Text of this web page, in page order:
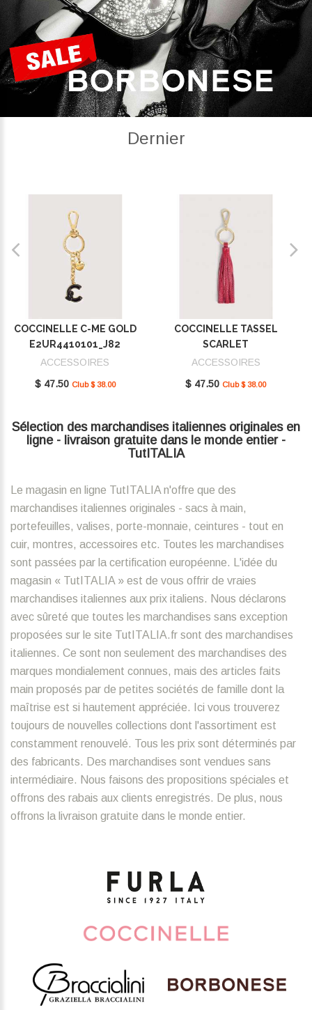
Dernier
COCCINELLE C-ME GOLD
E2UR4410101_J82
ACCESSOIRES
$ 47.50 Club $ 38.00
COCCINELLE TASSEL
SCARLET
E2MU0410101_R02
ACCESSOIRES
$ 47.50 Club $ 38.00
Sélection des marchandises italiennes originales en
ligne - livraison gratuite dans le monde entier -
TutITALIA
Le magasin en ligne TutITALIA n'offre que des
marchandises italiennes originales - sacs à main,
portefeuilles, valises, porte-monnaie, ceintures - tout en
cuir, montres, accessoires etc. Toutes les marchandises
sont passées par la certification européenne. L'idée du
magasin « TutITALIA » est de vous offrir de vraies
marchandises italiennes aux prix italiens. Nous déclarons
avec sûreté que toutes les marchandises sans exception
proposées sur le site TutITALIA.fr sont des marchandises
italiennes. Ce sont non seulement des marchandises des
marques mondialement connues, mais des articles faits
main proposés par de petites sociétés de famille dont la
maîtrise est si hautement appréciée. Ici vous trouverez
toujours de nouvelles collections dont l'assortiment est
constamment renouvelé. Tous les prix sont déterminés par
des fabricants. Des marchandises sont vendues sans
intermédiaire. Nous faisons des propositions spéciales et
offrons des rabais aux clients enregistrés. De plus, nous
offrons la livraison gratuite dans le monde entier.